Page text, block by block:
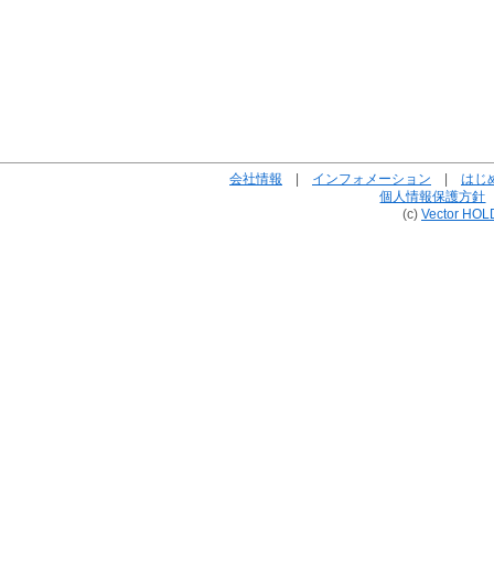
会社情報 | インフォメーション | はじ
個人情報保護方針
(c) Vector